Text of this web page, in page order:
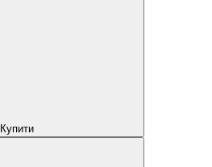
Купити